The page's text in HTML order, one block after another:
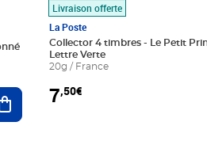
Ajouter au panier
Livraison offerte
La Poste
Collector 4 timbres - Le Petit
Lettre Verte
20g / France
7,50€